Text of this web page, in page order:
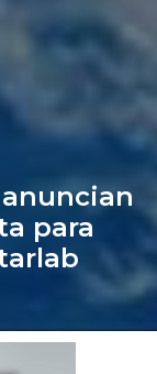
para